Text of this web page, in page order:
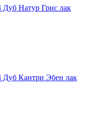
Дуб Натур Грис лак
Дуб Кантри Эбен лак